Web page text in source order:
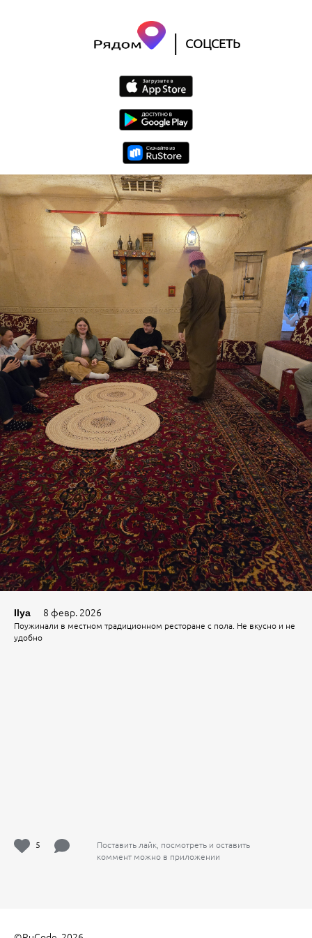
| СОЦСЕТЬ
Ilya 8 февр. 2026
Поужинали в местном традиционном ресторане с пола. Не вкусно и не
удобно
5
Поставить лайк, посмотреть и оставить
коммент можно в приложении